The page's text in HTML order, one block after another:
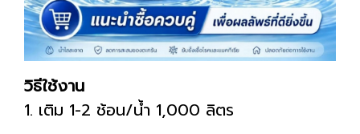
วิธีใช้งาน
1. เติม 1-2 ช้อน/น้ำ 1,000 ลิตร